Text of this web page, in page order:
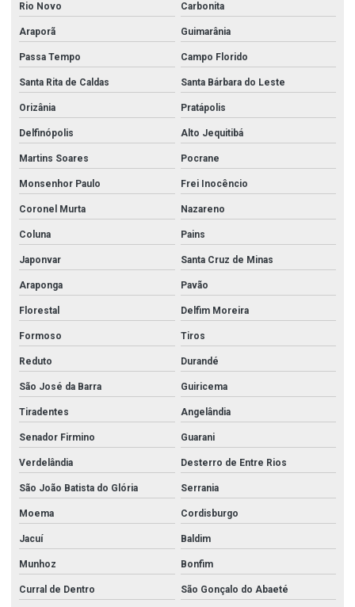
Rio Novo Carbonita
Araporã Guimarânia
Passa Tempo Campo Florido
Santa Rita de Caldas Santa Bárbara do Leste
Orizânia Pratápolis
Delfinópolis Alto Jequitibá
Martins Soares Pocrane
Monsenhor Paulo Frei Inocêncio
Coronel Murta Nazareno
Coluna Pains
Japonvar Santa Cruz de Minas
Araponga Pavão
Florestal Delfim Moreira
Formoso Tiros
Reduto Durandé
São José da Barra Guiricema
Tiradentes Angelândia
Senador Firmino Guarani
Verdelândia Desterro de Entre Rios
São João Batista do Glória Serrania
Moema Cordisburgo
Jacuí Baldim
Munhoz Bonfim
Curral de Dentro São Gonçalo do Abaeté